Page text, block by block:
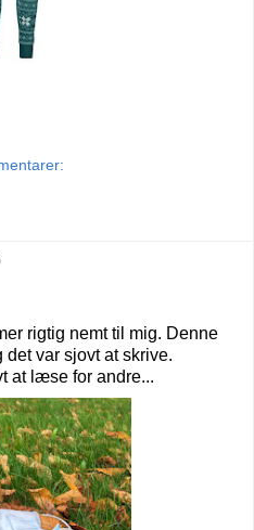
rigtig nemt til mig. Denne
var sjovt at skrive.
at læse for andre...